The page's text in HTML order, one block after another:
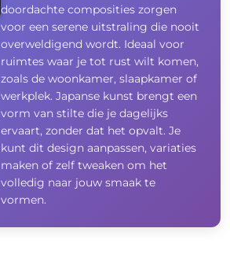
doordachte composities zorgen
voor een serene uitstraling die nooit
overweldigend wordt. Ideaal voor
ruimtes waar je tot rust wilt komen,
zoals de woonkamer, slaapkamer of
werkplek. Japanse kunst brengt een
vorm van stilte die je dagelijks
ervaart, zonder dat het opvalt. Je
kunt dit design aanpassen, variaties
maken of zelf tweaken om het
volledig naar jouw smaak te
vormen.